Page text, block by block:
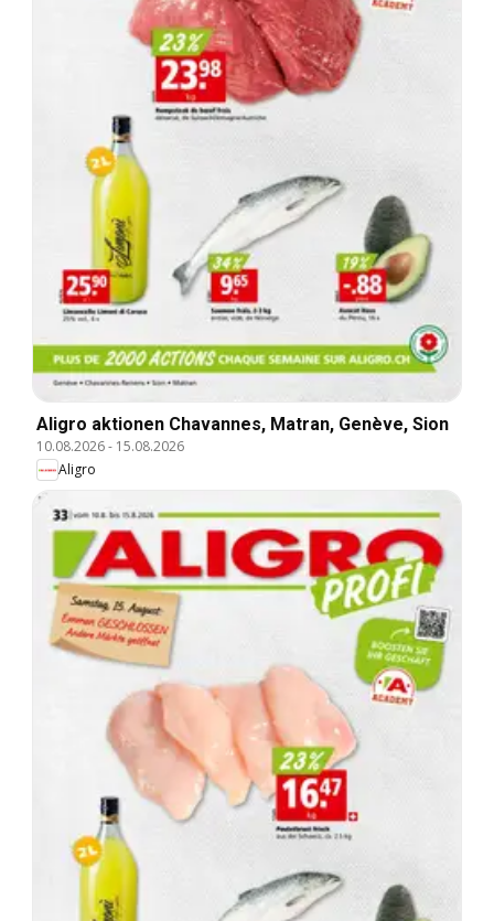
Aligro aktionen Chavannes, Matran, Genève, Sion
10.08.2026- 15.08.2026
Aligro